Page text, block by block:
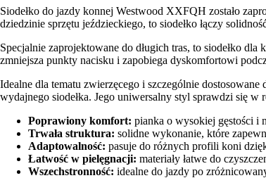
Siodełko do jazdy konnej Westwood XXFQH zostało
dziedzinie sprzętu jeździeckiego, to siodełko łączy
Specjalnie zaprojektowane do długich tras, to siodełko
zmniejsza punkty nacisku i zapobiega dyskomfortowi
Idealne dla tematu zwierzęcego i szczególnie
wydajnego siodełka. Jego uniwersalny styl sprawdzi się
Poprawiony komfort: pianka o wysokiej gęstości i
Trwała struktura: solidne wykonanie, które
Adaptowalność: pasuje do różnych profili koni
Łatwość w pielęgnacji: materiały łatwe do
Wszechstronność: idealne do jazdy po